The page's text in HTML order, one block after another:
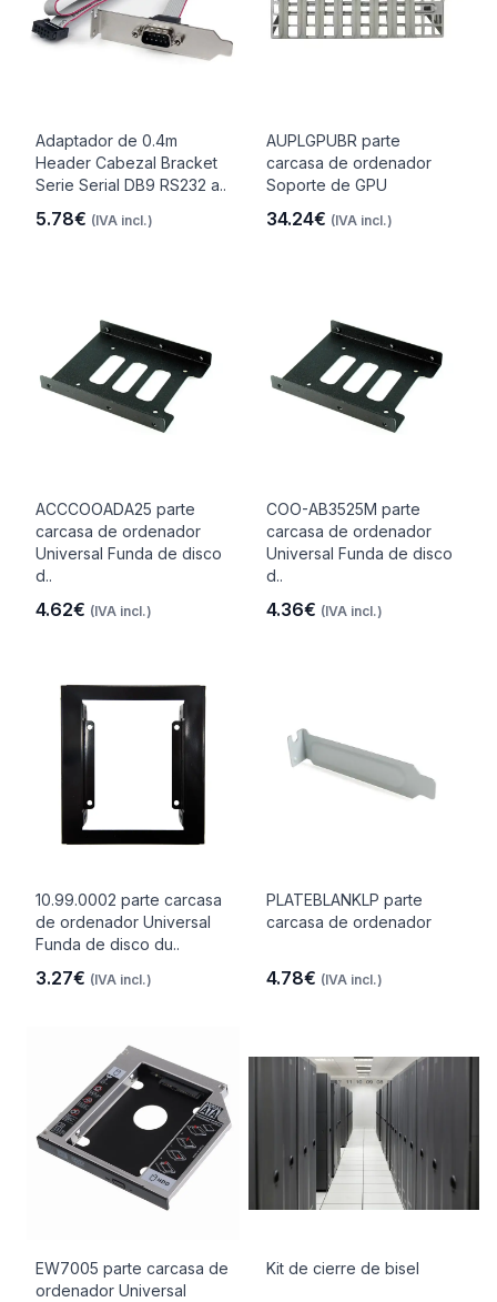
Adaptador de 0.4m
Header Cabezal Bracket
Serie Serial DB9 RS232 a..
5.78€ (IVA incl.)
AUPLGPUBR parte
carcasa de ordenador
Soporte de GPU
34.24€ (IVA incl.)
ACCCOOADA25 parte
carcasa de ordenador
Universal Funda de disco
d..
4.62€ (IVA incl.)
COO-AB3525M parte
carcasa de ordenador
Universal Funda de disco
d..
4.36€ (IVA incl.)
10.99.0002 parte carcasa
de ordenador Universal
Funda de disco du..
3.27€ (IVA incl.)
PLATEBLANKLP parte
carcasa de ordenador
4.78€ (IVA incl.)
EW7005 parte carcasa de
ordenador Universal
Kit de cierre de bisel